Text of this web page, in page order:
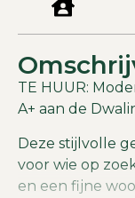
TE HUUR:
A+ aan de
Deze stijlvolle
voor wie op
en een fijne